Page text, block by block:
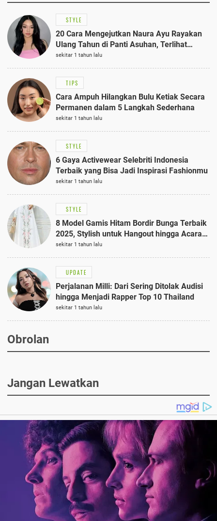
STYLE
20 Cara Mengejutkan Naura Ayu Rayakan
Ulang Tahun di Panti Asuhan, Terlihat
Anggun dengan Kaftan Cokelat
sekitar 1 tahun lalu
TIPS
Cara Ampuh Hilangkan Bulu Ketiak Secara
Permanen dalam 5 Langkah Sederhana
sekitar 1 tahun lalu
STYLE
6 Gaya Activewear Selebriti Indonesia
Terbaik yang Bisa Jadi Inspirasi Fashionmu
sekitar 1 tahun lalu
STYLE
8 Model Gamis Hitam Bordir Bunga Terbaik
2025, Stylish untuk Hangout hingga Acara
Semi-Formal
sekitar 1 tahun lalu
UPDATE
Perjalanan Milli: Dari Sering Ditolak Audisi
hingga Menjadi Rapper Top 10 Thailand
sekitar 1 tahun lalu
Obrolan
Jangan Lewatkan